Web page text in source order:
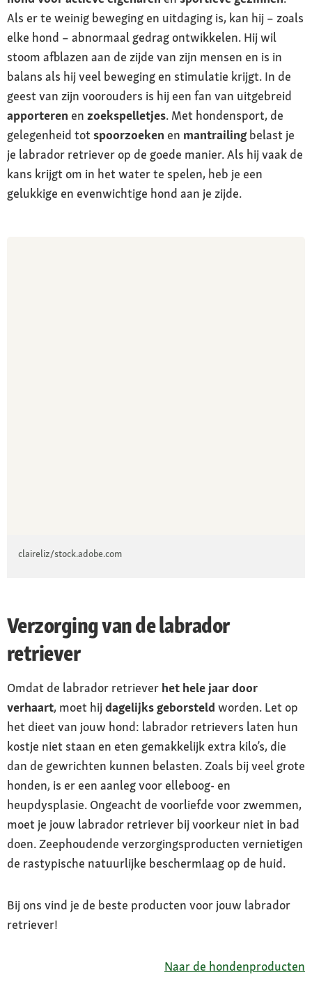
Als er te weinig beweging en uitdaging is, kan hij – zoals
elke hond – abnormaal gedrag ontwikkelen. Hij wil
stoom afblazen aan de zijde van zijn mensen en is in
balans als hij veel beweging en stimulatie krijgt. In de
geest van zijn voorouders is hij een fan van uitgebreid
apporteren en zoekspelletjes. Met hondensport, de
gelegenheid tot spoorzoeken en mantrailing belast je
je labrador retriever op de goede manier. Als hij vaak de
kans krijgt om in het water te spelen, heb je een
gelukkige en evenwichtige hond aan je zijde.
claireliz/stock.adobe.com
Verzorging van de labrador
retriever
Omdat de labrador retriever het hele jaar door
verhaart, moet hijdagelijks geborsteld worden. Let op
het dieet van jouw hond: labrador retrievers laten hun
kostje niet staan en eten gemakkelijk extra kilo’s, die
dan de gewrichten kunnen belasten. Zoals bij veel grote
honden, is er een aanleg voor elleboog- en
heupdysplasie. Ongeacht de voorliefde voor zwemmen,
moet je jouw labrador retriever bij voorkeur niet in bad
doen. Zeephoudende verzorgingsproducten vernietigen
de rastypische natuurlijke beschermlaag op de huid.
Bij ons vind je de beste producten voor jouw labrador
retriever!
Naar de hondenproducten